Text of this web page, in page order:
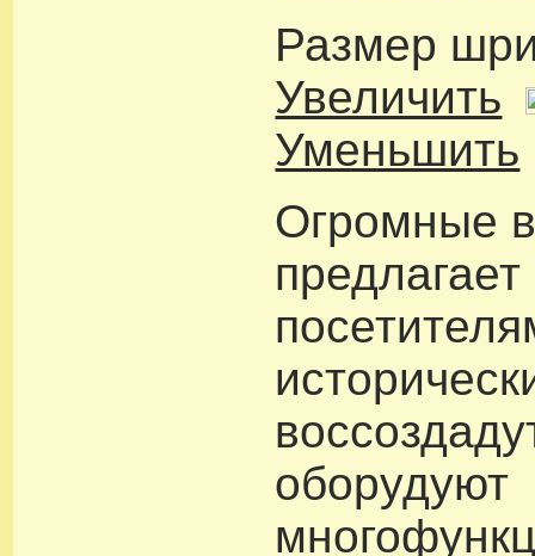
Размер
Увеличить
Уменьшить
Огромные
оборудуют